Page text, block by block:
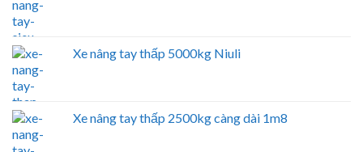
Xe nâng tay thấp 5000kg Niuli
Xe nâng tay thấp 2500kg càng dài 1m8